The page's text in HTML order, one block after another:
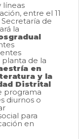
líneas
entre el 11
Secretaría de
la
de la
en
y la
Distrital
programa
diurnos o
para
en